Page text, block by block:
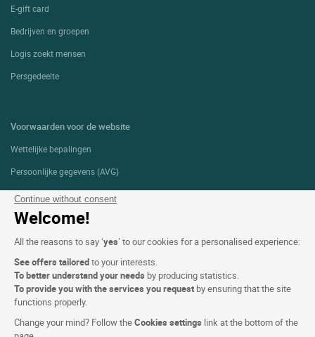
Continue without consent
Welcome!
All the reasons to say ‘yes’ to our cookies for a personalised experience:
See offers tailoredto your interests.
To better understand your needs by producing statistics.
To provide you with the services you request by ensuring that the site
functions properly.
Change your mind? Follow theCookies settings link at the bottom of the
E-gift card
Bedrijven en groepen
Logis zoekt mensen
Persgedeelte
Voorwaarden voor de website
Wettelijke bepalingen
Persoonlijke gegevens (AVG)
Cookie-instellingen
Alg. Voorw.
Ondersteuning
Sitemap
Foto's